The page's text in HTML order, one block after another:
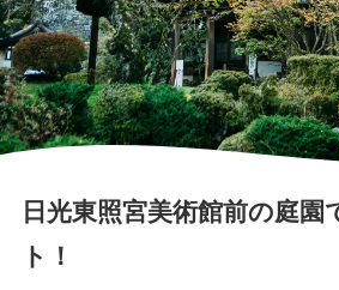
日光東照宮美術館前の庭園
ト！